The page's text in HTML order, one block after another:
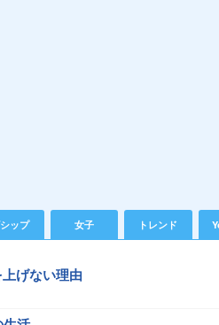
ップ 女子 トレンド
げない理由